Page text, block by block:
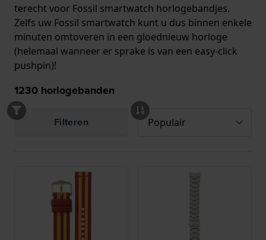
terecht voor Fossil smartwatch horlogebandjes.
Zelfs uw Fossil smartwatch kunt u dus binnen enkele
minuten omtoveren in een gloednieuw horloge
(helemaal wanneer er sprake is van een easy-click
pushpin)!
1230 horlogebanden
Filteren